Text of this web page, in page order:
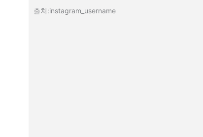
출처:instagram_username